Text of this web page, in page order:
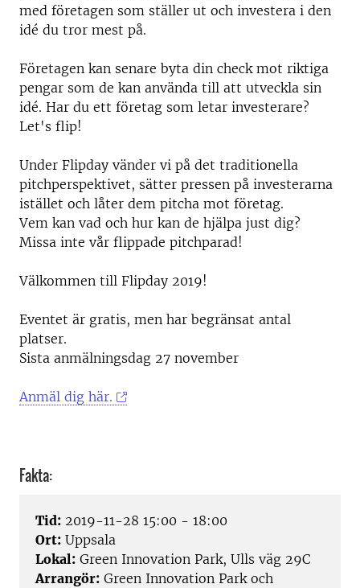
med företagen som ställer ut och investera i den
idé du tror mest på.
Företagen kan senare byta din check mot riktiga
pengar som de kan använda till att utveckla sin
idé. Har du ett företag som letar investerare?
Let's flip!
Under Flipday vänder vi på det traditionella
pitchperspektivet, sätter pressen på investerarna
istället och låter dem pitcha mot företag.
Vem kan vad och hur kan de hjälpa just dig?
Missa inte vår flippade pitchparad!
Välkommen till Flipday 2019!
Eventet är gratis, men har begränsat antal
platser.
Sista anmälningsdag 27 november
Anmäl dig här.
Fakta:
Tid: 2019-11-28 15:00 - 18:00
Ort: Uppsala
Lokal: Green Innovation Park, Ulls väg 29C
Arrangör: Green Innovation Park och